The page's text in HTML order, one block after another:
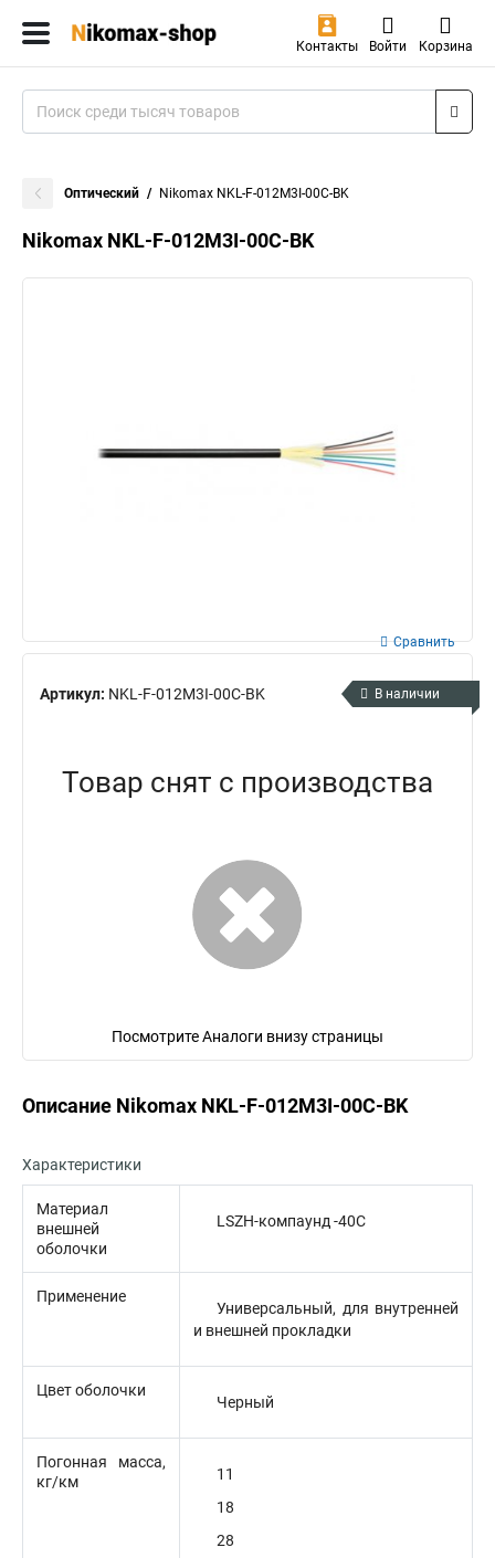
Контакты Войти Корзина
Оптический Nikomax NKL-F-012M3I-00C-BK
Nikomax NKL-F-012M3I-00C-BK
Артикул: NKL-F-012M3I-00C-BK
Сравнить
В наличии
Товар снят с производства
Посмотрите Аналоги внизу страницы
Описание Nikomax NKL-F-012M3I-00C-BK
Характеристики
Материал
внешней
оболочки
LSZH-компаунд -40С
Применение
Универсальный, для внутренней
и внешней прокладки
Цвет оболочки
Черный
Погонная масса,
кг/км
11
18
28